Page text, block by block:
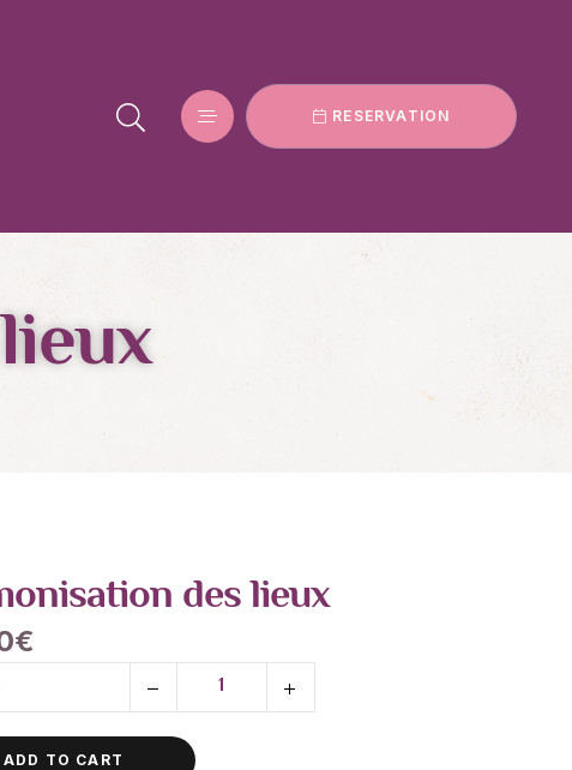
RESERVATION
des lieux
€
ADD TO CART